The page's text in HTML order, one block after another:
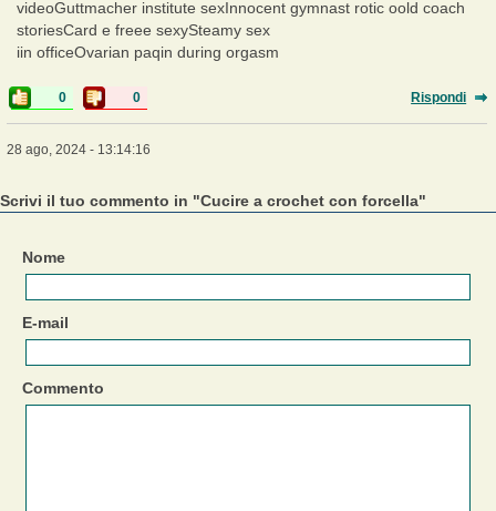
videoGuttmacher institute sexInnocent gymnast rotic oold coach
storiesCard e freee sexySteamy sex
iin officeOvarian paqin during orgasm
0 0 Rispondi
28 ago, 2024 - 13:14:16
Scrivi il tuo commento in "Cucire a crochet con forcella"
Nome
E-mail
Commento